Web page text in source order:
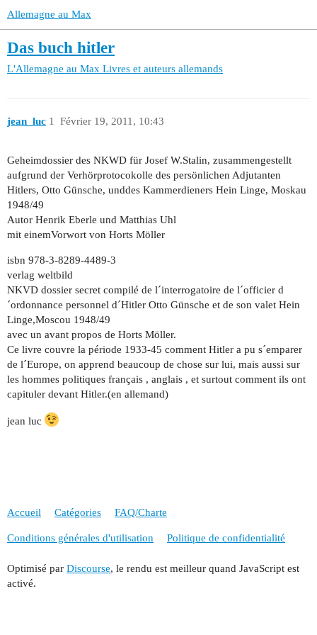
Allemagne au Max
Das buch hitler
L'Allemagne au Max Livres et auteurs allemands
jean_luc Février 19, 2011, 10:43
1
Geheimdossier des NKWD für Josef W.Stalin, zusammengestellt
aufgrund der Verhörprotocokolle des persönlichen Adjutanten
Hitlers, Otto Günsche, unddes Kammerdieners Hein Linge, Moskau
1948/49
Autor Henrik Eberle und Matthias Uhl
mit einemVorwort von Horts Möller
isbn 978-3-8289-4489-3
verlag weltbild
NKVD dossier secret compilé de l´interrogatoire de l´officier d
´ordonnance personnel d´Hitler Otto Günsche et de son valet Hein
Linge,Moscou 1948/49
avec un avant propos de Horts Möller.
Ce livre couvre la période 1933-45 comment Hitler a pu s´emparer
de l´Europe, on apprend beaucoup de chose sur lui, mais aussi sur
les hommes politiques français , anglais , et surtout comment ils ont
capituler devant Hitler.(en allemand)
jean luc
Accueil Catégories FAQ/Charte
Conditions générales d'utilisation Politique de confidentialité
Optimisé par Discourse, le rendu est meilleur quand JavaScript est
activé.